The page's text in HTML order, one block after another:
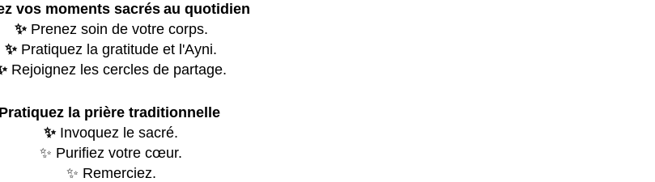
vos moments sacrés au quotidien
✨ Prenez soin de votre corps.
✨ Pratiquez la gratitude et l'Ayni.
Rejoignez les cercles de partage.
Pratiquez la prière traditionnelle
✨ Invoquez le sacré.
✨ Purifiez votre cœur.
✨ Remerciez.